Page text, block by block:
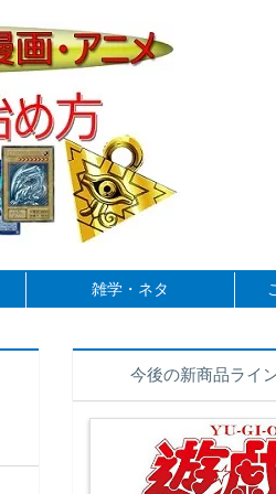
雑学・ネタ
今後の新商品ライ